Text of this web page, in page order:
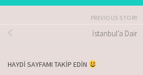
PREVIOUS STORY
İstanbul’a Dair
HAYDİ SAYFAMI TAKİP EDİN